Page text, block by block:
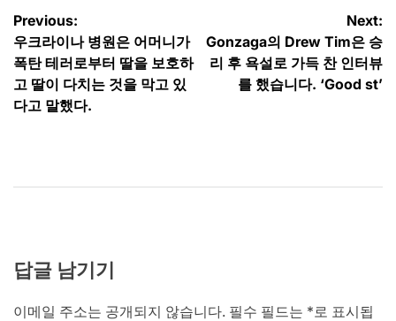
글
탐
색
Previous:
우크라이나 병원은 어머니가
폭탄 테러로부터 딸을 보호하
고 딸이 다치는 것을 막고 있
다고 말했다.
Next:
Gonzaga의 Drew Tim은 승
리 후 욕설로 가득 찬 인터뷰
를 했습니다. ‘Good st’
답글 남기기
이메일 주소는 공개되지 않습니다. 필수 필드는 * 로 표시됩